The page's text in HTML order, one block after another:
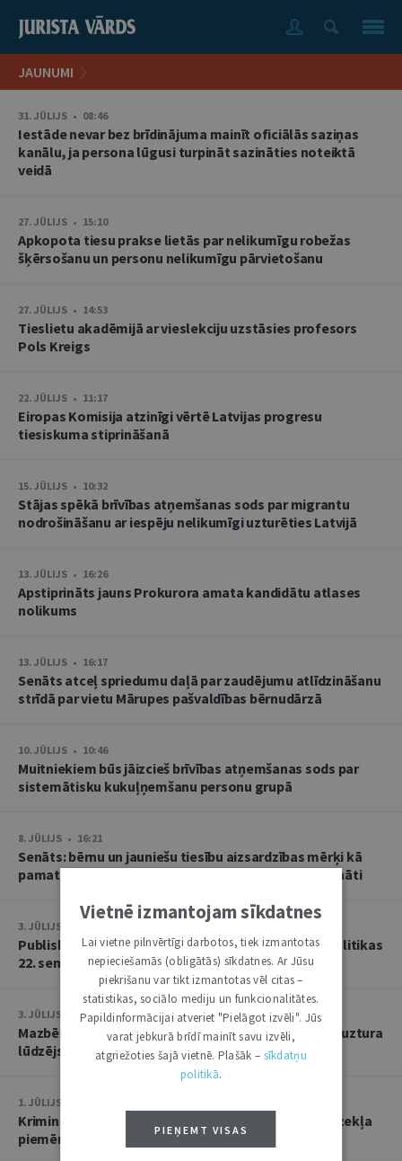
JAUNUMI
31. JŪLIJS • 08:46
Iestāde nevar bez brīdinājuma mainīt oficiālās saziņas
kanālu, ja persona lūgusi turpināt sazināties noteiktā
veidā
27. JŪLIJS • 15:10
Apkopota tiesu prakse lietās par nelikumīgu robežas
šķērsošanu un personu nelikumīgu pārvietošanu
27. JŪLIJS • 14:53
Tieslietu akadēmijā ar vieslekciju uzstāsies profesors
Pols Kreigs
22. JŪLIJS • 11:17
Eiropas Komisija atzinīgi vērtē Latvijas progresu
tiesiskuma stiprināšanā
15. JŪLIJS • 10:32
Stājas spēkā brīvības atņemšanas sods par migrantu
nodrošināšanu ar iespēju nelikumīgi uzturēties Latvijā
13. JŪLIJS • 16:26
Apstiprināts jauns Prokurora amata kandidātu atlases
nolikums
13. JŪLIJS • 16:17
Senāts atceļ spriedumu daļā par zaudējumu atlīdzināšanu
strīdā par vietu Mārupes pašvaldības bērnudārzā
10. JŪLIJS • 10:46
Muitniekiem būs jāizcieš brīvības atņemšanas sods par
sistemātisku kukuļņemšanu personu grupā
8. JŪLIJS • 16:21
Senāts: bērnu un jauniešu tiesību aizsardzības mērķi kā
pamatu atbrīvojumam no PVN nevar tulkot paplašināti
3. JŪLIJS • 18:23
Publisko tiesību institūta konstitucionālās tiesībpolitikas
22. seminārs
3. JŪLIJS • 14:45
Mazbērniem nav pienākuma uzturēt vecvecākus, ja uztura
lūdzējs nav par viņiem rūpējies
1. JŪLIJS • 17:38
Kriminālsoda un medicīniska rakstura piespiedu līdzekļa
piemērošana savstarpēji viens otru neizslēdz
Vietnē izmantojam sīkdatnes
Lai vietne pilnvērtīgi darbotos, tiek izmantotas
nepieciešamās (obligātās) sīkdatnes. Ar Jūsu
piekrišanu var tikt izmantotas vēl citas –
statistikas, sociālo mediju un funkcionalitātes.
Papildinformācijai atveriet "Pielāgot izvēli". Jūs
varat jebkurā brīdī mainīt savu izvēli,
atgriežoties šajā vietnē. Plašāk – sīkdatņu
politikā.
PIEŅEMT VISAS